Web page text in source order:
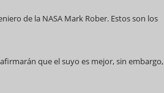
de la NASA Mark Rober. Estos son los
que el suyo es mejor, sin embargo,
WCC